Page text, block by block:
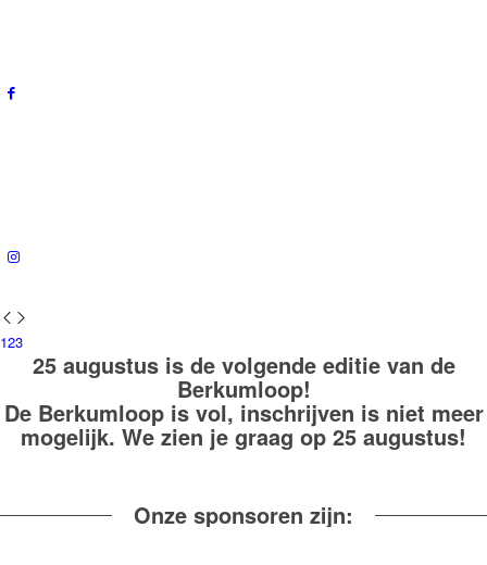
123
25 augustus is de volgende editie van de
Berkumloop!
De Berkumloop is vol, inschrijven is niet meer
mogelijk. We zien je graag op 25 augustus!
Onze sponsoren zijn: